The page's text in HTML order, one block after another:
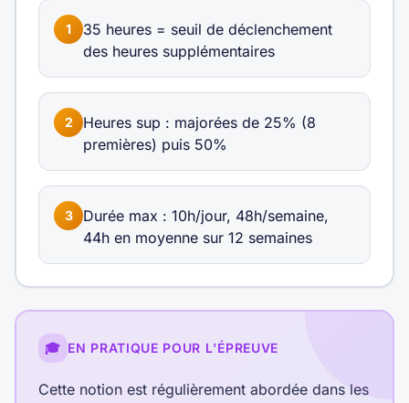
1
35 heures = seuil de déclenchement
des heures supplémentaires
2
Heures sup : majorées de 25% (8
premières) puis 50%
3
Durée max : 10h/jour, 48h/semaine,
44h en moyenne sur 12 semaines
🎓 EN PRATIQUE POUR L'ÉPREUVE
Cette notion est régulièrement abordée dans les